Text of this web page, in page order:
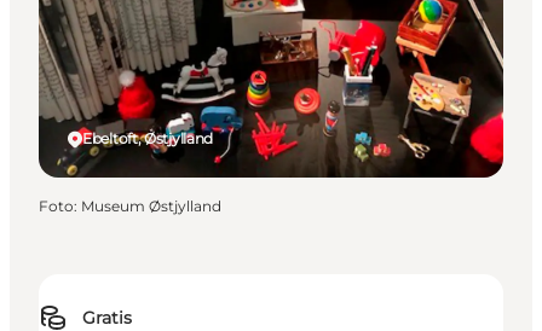
Gratis
Ebeltoft, Østjylland
Foto: Museum Østjylland